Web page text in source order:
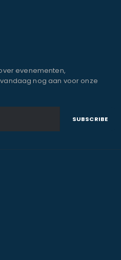
evenementen,
nog aan voor onze